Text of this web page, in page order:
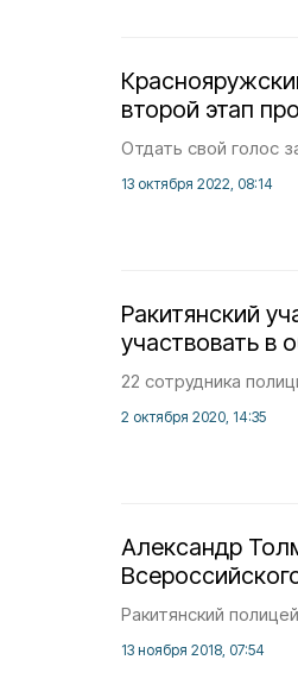
второй этап
Отдать свой голос
13 октября 2022, 08:14
Ракитянский
участвовать в
22 сотрудника
2 октября 2020, 14:35
Александр
Ракитянский
13 ноября 2018, 07:54